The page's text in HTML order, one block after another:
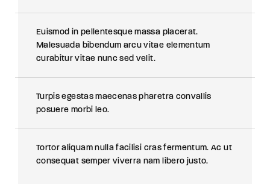
Euismod in pellentesque massa placerat.
Malesuada bibendum arcu vitae elementum
curabitur vitae nunc sed velit.
Turpis egestas maecenas pharetra convallis
posuere morbi leo.
Tortor aliquam nulla facilisi cras fermentum. Ac ut
consequat semper viverra nam libero justo.